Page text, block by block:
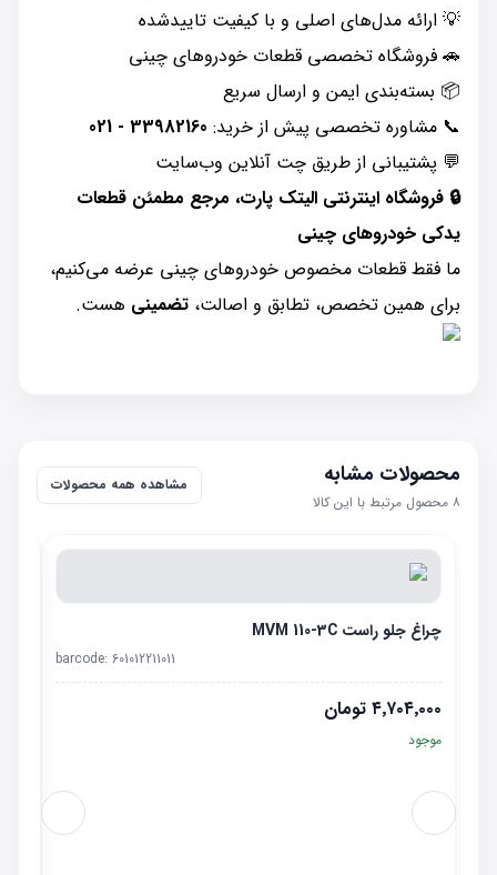
💡 ارائه مدل‌های اصلی و با کیفیت تایید‌شده
🚗 فروشگاه تخصصی قطعات خودروهای چینی
📦 بسته‌بندی ایمن و ارسال سریع
📞 مشاوره تخصصی پیش از خرید: 33982160 - 021
💬 پشتیبانی از طریق چت آنلاین وب‌سایت
🔒 فروشگاه اینترنتی الیتک پارت، مرجع مطمئن قطعات
یدکی خودروهای چینی
ما فقط قطعات مخصوص خودروهای چینی عرضه می‌کنیم،
برای همین تخصص، تطابق و اصالت، تضمینی هست.
محصولات مشابه
۸ محصول مرتبط با این کالا
مشاهده همه محصولات
چراغ جلو راست MVM 110-3C
barcode: 601012211011
۴٬۷۰۴٬۰۰۰ تومان
موجود